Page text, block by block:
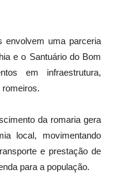
envolvem uma parceria
e o Santuário do Bom
em infraestrutura,
da romaria gera
local, movimentando
e prestação de
para a população.